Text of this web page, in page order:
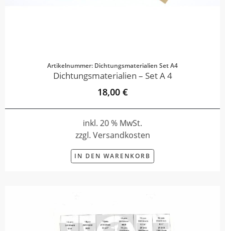
Artikelnummer: Dichtungsmaterialien Set A4
Dichtungsmaterialien – Set A 4
18,00 €
inkl. 20 % MwSt.
zzgl. Versandkosten
IN DEN WARENKORB